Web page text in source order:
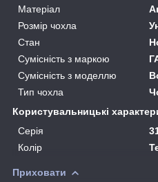
Матеріал
Розмір чохла
Стан
Сумісність з маркою
Сумісність з моделлю
Тип чохла
Користувальницькі
Серія
Колір
Приховати